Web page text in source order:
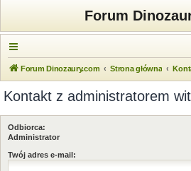
Forum
Forum Dinozaury.com Strona główna
Kontakt z administratorem
Odbiorca:
Administrator
Twój adres e-mail: